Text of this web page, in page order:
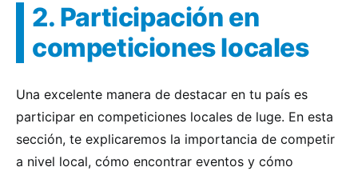
2. Participación en
competiciones locales
Una excelente manera de destacar en tu país es
participar en competiciones locales de luge. En esta
sección, te explicaremos la importancia de competir
a nivel local, cómo encontrar eventos y cómo